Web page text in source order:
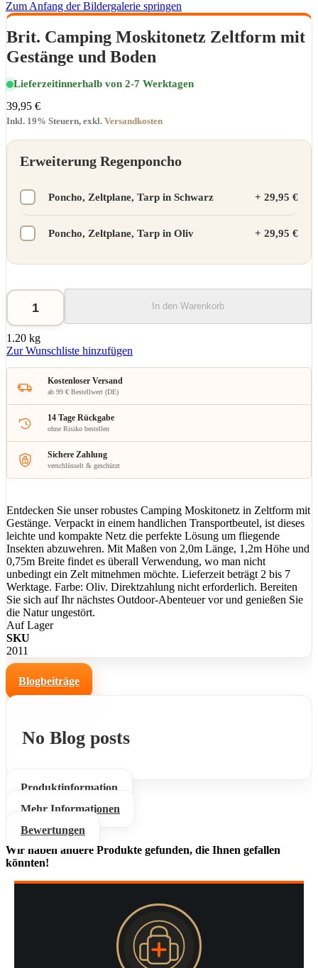
Zum Anfang der Bildergalerie springen
Brit. Camping Moskitonetz Zeltform mit
Gestänge und Boden
Lieferzeitinnerhalb von 2-7 Werktagen
39,95 €
Inkl. 19% Steuern, exkl. Versandkosten
Erweiterung Regenponcho
Poncho, Zeltplane, Tarp in Schwarz + 29,95 €
Poncho, Zeltplane, Tarp in Oliv + 29,95 €
In den Warenkorb
1.20 kg
Zur Wunschliste hinzufügen
Kostenloser Versand
ab 99 € Bestellwert (DE)
14 Tage Rückgabe
ohne Risiko bestellen
Sichere Zahlung
verschlüsselt & geschützt
Entdecken Sie unser robustes Camping Moskitonetz in Zeltform mit
Gestänge. Verpackt in einem handlichen Transportbeutel, ist dieses
leichte und kompakte Netz die perfekte Lösung um fliegende
Insekten abzuwehren. Mit Maßen von 2,0m Länge, 1,2m Höhe und
0,75m Breite findet es überall Verwendung, wo man nicht
unbedingt ein Zelt mitnehmen möchte. Lieferzeit beträgt 2 bis 7
Werktage. Farbe: Oliv. Direktzahlung nicht erforderlich. Bereiten
Sie sich auf Ihr nächstes Outdoor-Abenteuer vor und genießen Sie
die Natur ungestört.
Auf Lager
SKU
2011
Blogbeiträge
No Blog posts
Produktinformation
Mehr Informationen
Bewertungen
Wir haben andere Produkte gefunden, die Ihnen gefallen
könnten!